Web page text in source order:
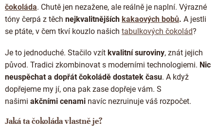
Káva - Coffeespot
Ořechy a ovoce
čokoláda. Chutě jen nezažene, ale reálně je naplní. Výrazné
tóny čerpá z těch nejkvalitnějších kakaových bobů. A jestli
se ptáte, v čem tkví kouzlo našich tabulkových čokolád?
Je to jednoduché. Stačilo vzít kvalitní suroviny, znát jejich
původ. Tradici zkombinovat s moderními technologiemi. Nic
neuspěchat a dopřát čokoládě dostatek času. A když
dopřejeme my jí, ona pak zase dopřeje vám. S
našimi akčními cenami navíc nezruinuje váš rozpočet.
Jaká ta čokoláda vlastně je?